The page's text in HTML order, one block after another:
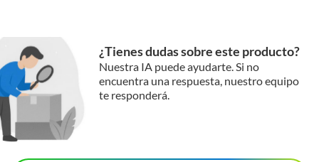
y picar alimentos, las licuadoras son una excelente opción
para preparar salsas, cremas y batidos.
Manuales y documentos
Manual de Armado
¿Tienes dudas sobre este producto?
Nuestra IA puede ayudarte. Si no
encuentra una respuesta, nuestro equipo
te responderá.